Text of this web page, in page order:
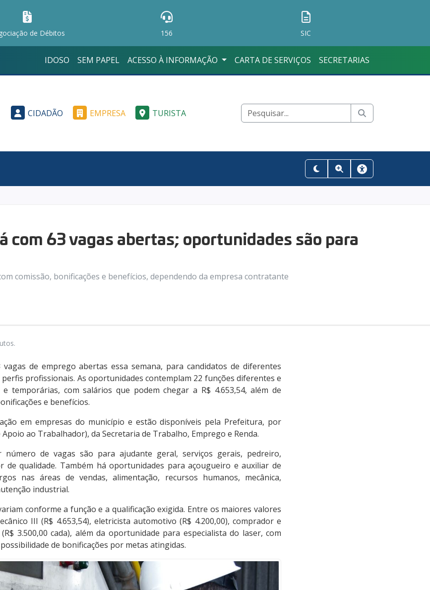
de Débitos 156 SIC
IDOSO SEM PAPEL ACESSO À INFORMAÇÃO CARTA DE SERVIÇOS SECRETARIAS
CIDADÃO EMPRESA TURISTA
com 63 vagas abertas; oportunidades são para
comissão, bonificações e benefícios, dependendo da empresa contratante
vagas de emprego abertas essa semana, para candidatos de diferentes
perfis profissionais. As oportunidades contemplam 22 funções diferentes e
temporárias, com salários que podem chegar a R$ 4.653,54, além de
e benefícios.
em empresas do município e estão disponíveis pela Prefeitura, por
ao Trabalhador), da Secretaria de Trabalho, Emprego e Renda.
número de vagas são para ajudante geral, serviços gerais, pedreiro,
de qualidade. Também há oportunidades para açougueiro e auxiliar de
nas áreas de vendas, alimentação, recursos humanos, mecânica,
industrial.
conforme a função e a qualificação exigida. Entre os maiores valores
III (R$ 4.653,54), eletricista automotivo (R$ 4.200,00), comprador e
3.500,00 cada), além da oportunidade para especialista do laser, com
de bonificações por metas atingidas.